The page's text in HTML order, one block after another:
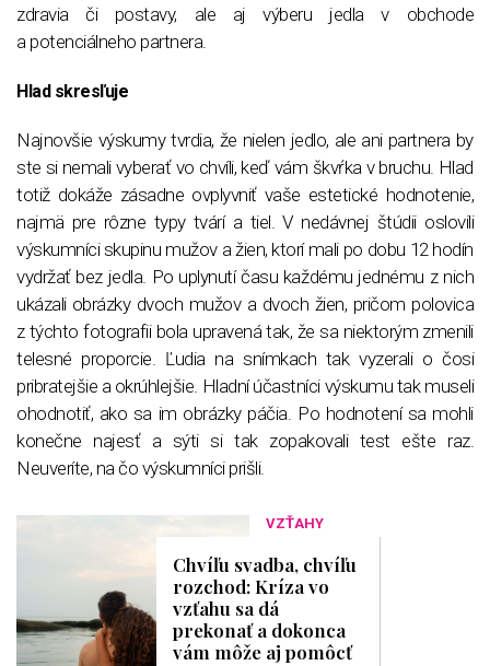
zdravia či postavy, ale aj výberu jedla v obchode
a potenciálneho partnera.
Hlad skresľuje
Najnovšie výskumy tvrdia, že nielen jedlo, ale ani partnera by
ste si nemali vyberať vo chvíli, keď vám škvŕka v bruchu. Hlad
totiž dokáže zásadne ovplyvniť vaše estetické hodnotenie,
najmä pre rôzne typy tvárí a tiel. V nedávnej štúdii oslovili
výskumníci skupinu mužov a žien, ktorí mali po dobu 12 hodín
vydržať bez jedla. Po uplynutí času každému jednému z nich
ukázali obrázky dvoch mužov a dvoch žien, pričom polovica
z týchto fotografii bola upravená tak, že sa niektorým zmenili
telesné proporcie. Ľudia na snímkach tak vyzerali o čosi
pribratejšie a okrúhlejšie. Hladní účastníci výskumu tak museli
ohodnotiť, ako sa im obrázky páčia. Po hodnotení sa mohli
konečne najesť a sýti si tak zopakovali test ešte raz.
Neuveríte, na čo výskumníci prišli.
VZŤAHY
Chvíľu svadba, chvíľu
rozchod: Kríza vo
vzťahu sa dá
prekonať a dokonca
vám môže aj pomôcť